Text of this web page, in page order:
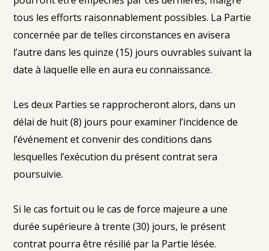
tous les efforts raisonnablement possibles. La Partie
concernée par de telles circonstances en avisera
l’autre dans les quinze (15) jours ouvrables suivant la
date à laquelle elle en aura eu connaissance.
Les deux Parties se rapprocheront alors, dans un
délai de huit (8) jours pour examiner l’incidence de
l’événement et convenir des conditions dans
lesquelles l’exécution du présent contrat sera
poursuivie.
Si le cas fortuit ou le cas de force majeure a une
durée supérieure à trente (30) jours, le présent
contrat pourra être résilié par la Partie lésée.